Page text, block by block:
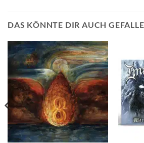
DAS KÖNNTE DIR AUCH